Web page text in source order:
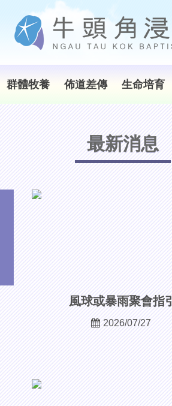
群體牧養 佈道差傳 生命培育
最新消息
風球或暴雨聚會指引
2026/07/27